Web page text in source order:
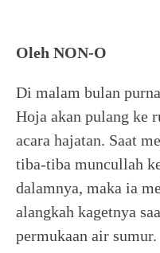
Oleh NON-O
Di malam bulan
Hoja akan pulang ke
acara hajatan. Saat
tiba-tiba muncullah
dalamnya, maka ia
alangkah kagetnya
permukaan air sumur.